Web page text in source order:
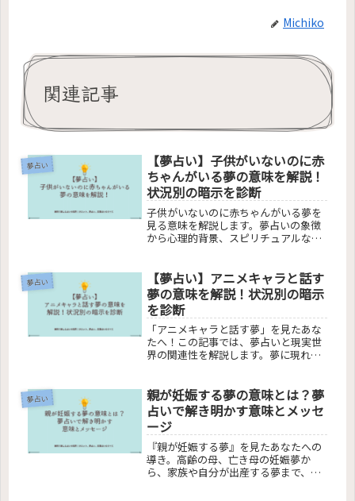
Michiko
関連記事
夢占い
【夢占い】子供がいないのに赤
ちゃんがいる夢の意味を解説！
状況別の暗示を診断
子供がいないのに赤ちゃんがいる夢を
見る意味を解説します。夢占いの象徴
から心理的背景、スピリチュアルなメ
まりや自己成長のヒントが隠されてい
るかもしれません。夢からのメッセー
ジを受け取り、自己理解を深めましょ
う。
夢占い
【夢占い】アニメキャラと話す
夢の意味を解説！状況別の暗示
を診断
「アニメキャラと話す夢」を見たあな
たへ！この記事では、夢占いと現実世
界の関連性を解説します。夢に現れる
実のバランスの取り方まで、夢の中の
アニメキャラクターとの交流が私たち
の心理や現実生活にどのように影響し
ているかを深く掘り下げます。夢の中
での体験が現実世界でどのように反映
されるのかを理解し、新たな心理的な
洞察を得ましょう。
夢占い
親が妊娠する夢の意味とは？夢
占いで解き明かす意味とメッセ
ージ
『親が妊娠する夢』を見たあなたへの
導き。高齢の母、亡き母の妊娠夢か
ら、家族や自分が出産する夢まで、夢